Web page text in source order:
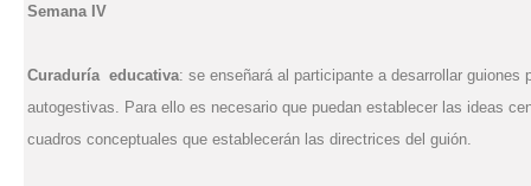
Semana IV
Curaduría educativa: se enseñará al participante a desarrollar guiones
autogestivas. Para ello es necesario que puedan establecer las ideas
cuadros conceptuales que establecerán las directrices del guión.